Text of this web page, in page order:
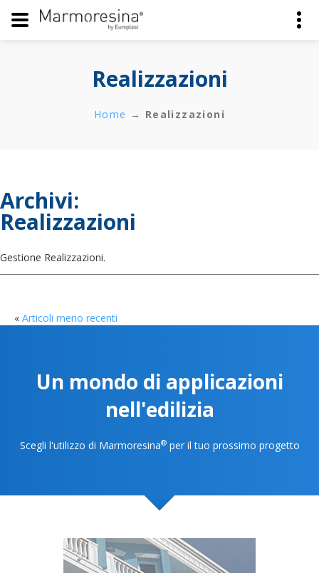
Realizzazioni
Home → Realizzazioni
Archivi:
Realizzazioni
Gestione Realizzazioni.
Navigazione
Articoli meno recenti
Un mondo di applicazioni
nell'edilizia
Scegli l'utilizzo di Marmoresina®per il tuo prossimo progetto